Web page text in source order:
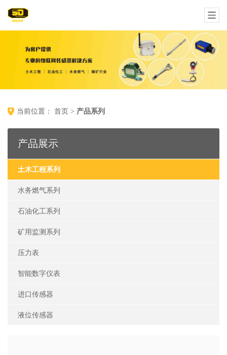
当前位置： 首页 > 产品系列
产品展示
土木工程系列
水务燃气系列
石油化工系列
矿用监测系列
压力表
智能数字仪表
进口传感器
液位传感器